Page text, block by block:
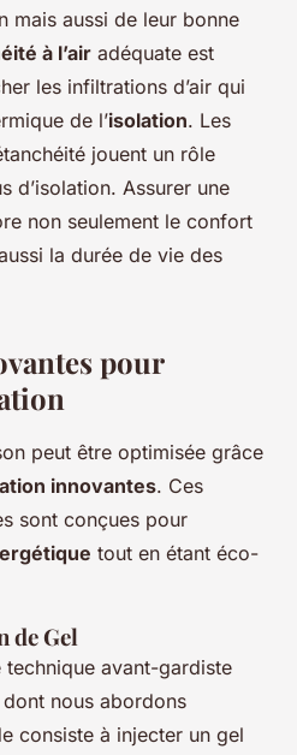
mais aussi de leur bonne
à l’air adéquate est
les infiltrations d’air qui
de l’isolation. Les
jouent un rôle
d’isolation. Assurer une
non seulement le confort
la durée de vie des
pour
peut être optimisée grâce
innovantes. Ces
sont conçues pour
tout en étant éco-
de Gel
technique avant-gardiste
nous abordons
consiste à injecter un gel